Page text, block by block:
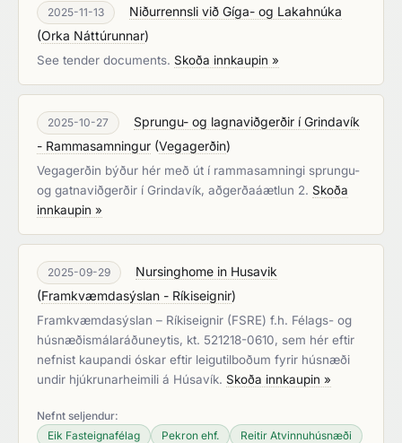
2025-11-13
Niðurrennsli við Gíga- og Lakahnúka
(Orka Náttúrunnar)
See tender documents. Skoða innkaupin »
2025-10-27
Sprungu- og lagnaviðgerðir í Grindavík
- Rammasamningur (Vegagerðin)
Vegagerðin býður hér með út í rammasamningi sprungu-
og gatnaviðgerðir í Grindavík, aðgerðaáætlun 2. Skoða
innkaupin »
2025-09-29
Nursinghome in Husavik
(Framkvæmdasýslan - Ríkiseignir)
Framkvæmdasýslan – Ríkiseignir (FSRE) f.h. Félags- og
húsnæðismálaráðuneytis, kt. 521218-0610, sem hér eftir
nefnist kaupandi óskar eftir leigutilboðum fyrir húsnæði
undir hjúkrunarheimili á Húsavík. Skoða innkaupin »
Nefnt seljendur:
Eik Fasteignafélag
Pekron ehf.
Reitir Atvinnuhúsnæði